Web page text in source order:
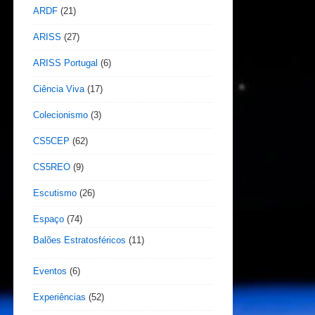
ARDF (21)
ARISS (27)
ARISS Portugal (6)
Ciência Viva(17)
Colecionismo (3)
CS5CEP (62)
CS5REO (9)
Escutismo (26)
Espaço (74)
Balões Estratosféricos (11)
Eventos (6)
Experiências (52)